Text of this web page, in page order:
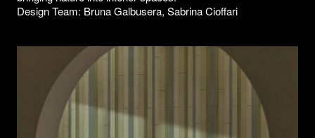
Design Team: Bruna Galbusera, Sabrina Cioffari